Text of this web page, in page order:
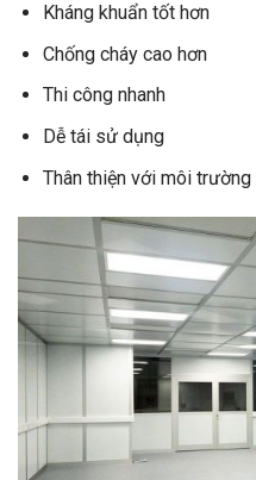
Kháng khuẩn tốt hơn
Chống cháy cao hơn
Thi công nhanh
Dễ tái sử dụng
Thân thiện với môi trường